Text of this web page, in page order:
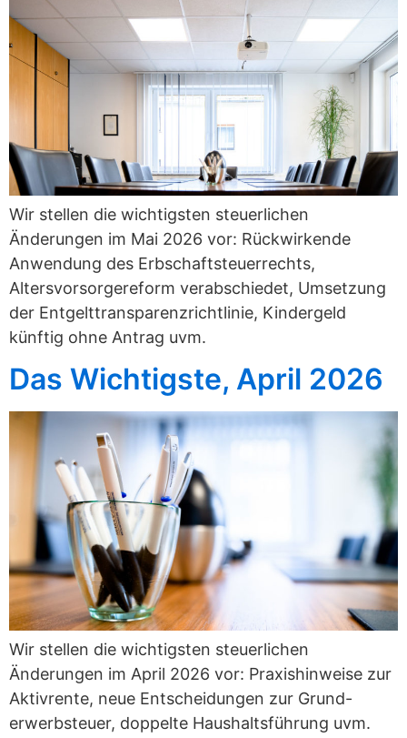
Wir stellen die wichtigsten steuerlichen
Änderungen im Mai 2026 vor: Rückwirkende
Anwendung des Erbschaftsteuerrechts,
Altersvorsorgereform verabschiedet, Umsetzung
der Entgelttransparenzrichtlinie, Kindergeld
künftig ohne Antrag uvm.
Das Wichtigste, April 2026
Wir stellen die wichtigsten steuerlichen
Änderungen im April 2026 vor: Praxishinweise zur
Aktivrente, neue Entscheidungen zur Grund-
erwerbsteuer, doppelte Haushaltsführung uvm.